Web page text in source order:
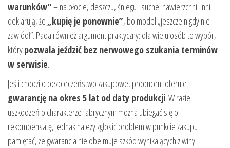
warunków”– na błocie, deszczu, śniegu i suchej nawierzchni. Inni
deklarują, że „kupię je ponownie”, bo model „jeszcze nigdy nie
zawiódł”. Pada również argument praktyczny: dla wielu osób to wybór,
którypozwala jeździć bez nerwowego szukania terminów
w serwisie.
Jeśli chodzi o bezpieczeństwo zakupowe, producent oferuje
gwarancję na okres 5 lat od daty produkcji. W razie
uszkodzeń o charakterze fabrycznym można ubiegać się o
rekompensatę, jednak należy zgłosić problem w punkcie zakupu i
pamiętać, że gwarancja nie obejmuje szkód wynikających z winy